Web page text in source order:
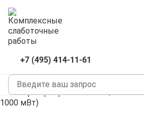
+7 (495) 414-11-61
Главная
Каталог
Репитеры
Репитер TopRepiter TR-1800/2100-
1000 мВт)